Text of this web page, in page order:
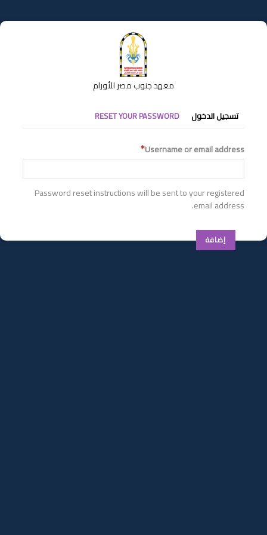
إلى
المحتوى
معهد جنوب مصر للأورام
التبويبات
الأساسية
تسجيل الدخول RESET YOUR PASSWORD
Username or email address
Password reset instructions will be sent to your registered
email address.